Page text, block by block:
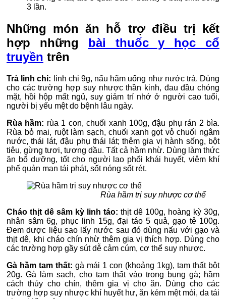
3 lần.
Những món ăn hỗ trợ điều trị kết
hợp những bài thuốc y học cổ
truyền trên
Trà linh chi:
linh chi 9g, nấu hãm uống như nước trà. Dùng
cho các trường hợp suy nhược thần kinh, đau đầu chóng
mặt, hồi hộp mất ngủ, suy giảm trí nhớ ở người cao tuổi,
người bị yếu mệt do bệnh lâu ngày.
Rùa hầm: rùa 1 con, chuối xanh 100g, đậu phụ rán 2 bìa.
Rùa bỏ mai, ruột làm sạch, chuối xanh gọt vỏ chuối ngâm
nước, thái lát, đậu phụ thái lát; thêm gia vị hành sống, bột
tiêu, gừng tươi, tương dầu. Tất cả hầm nhừ. Dùng làm thức
ăn bổ dưỡng, tốt cho người lao phổi khái huyết, viêm khí
phế quản mạn tái phát, sốt nóng sốt rét.
Rùa hầm trị suy nhược cơ thể
Cháo thịt dê sâm kỳ linh táo: thịt dê 100g, hoàng kỳ 30g,
nhân sâm 6g, phục linh 15g, đại táo 5 quả, gạo tẻ 100g.
Đem dược liệu sao lấy nước sau đó dùng nấu với gạo và
thịt dê, khi cháo chín nhừ thêm gia vị thích hợp. Dùng cho
các trường hợp gầy sút dễ cảm cúm, cơ thể suy nhược.
Gà hầm tam thất: gà mái 1 con (khoảng 1kg), tam thất bột
20g. Gà làm sạch, cho tam thất vào trong bụng gà; hầm
cách thủy cho chín, thêm gia vị cho ăn. Dùng cho các
trường hợp suy nhược khí huyết hư, ăn kém mệt mỏi, da tái